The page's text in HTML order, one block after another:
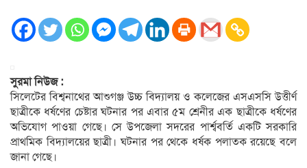
সুরমা নিউজ :
সিলেটের বিশ্বনাথের আশুগঞ্জ উচ্চ বিদ্যালয় ও কলেজের এসএসসি উত্তীর্ণ
ছাত্রীকে ধর্ষণের চেষ্টার ঘটনার পর এবার ৫ম শ্রেনীর এক ছাত্রীকে ধর্ষণের
অভিযোগ পাওয়া গেছে। সে উপজেলা সদরের পার্শ্ববর্তি একটি সরকারি
প্রাথমিক বিদ্যালয়ের ছাত্রী। ঘটনার পর থেকে ধর্ষক পলাতক রয়েছে বলে
জানা গেছে।